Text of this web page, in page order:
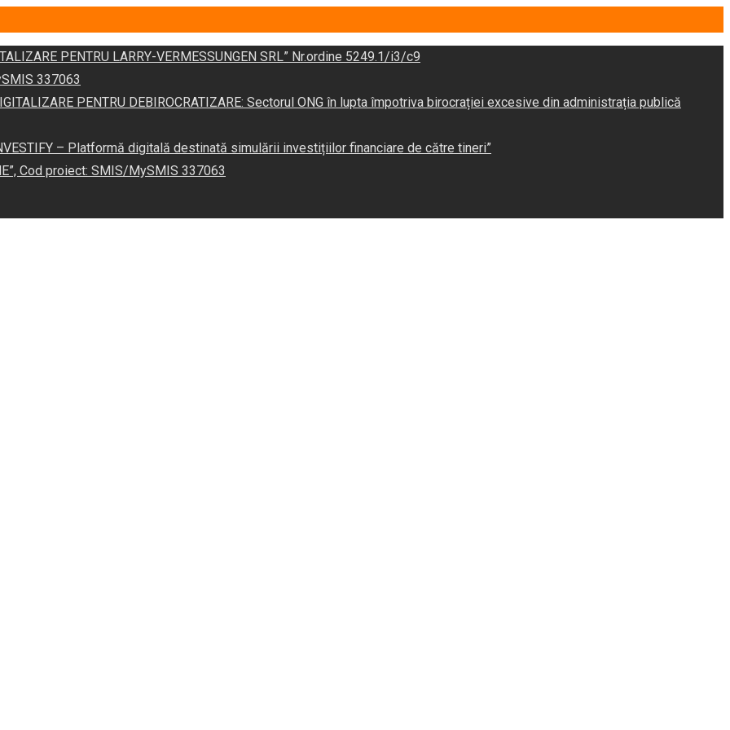
PENTRU LARRY-VERMESSUNGEN SRL” Nr.ordine 5249.1/i3/c9
337063
PENTRU DEBIROCRATIZARE: Sectorul ONG în lupta împotriva birocrației excesive din administrația publică
– Platformă digitală destinată simulării investițiilor financiare de către tineri”
Cod proiect: SMIS/MySMIS 337063